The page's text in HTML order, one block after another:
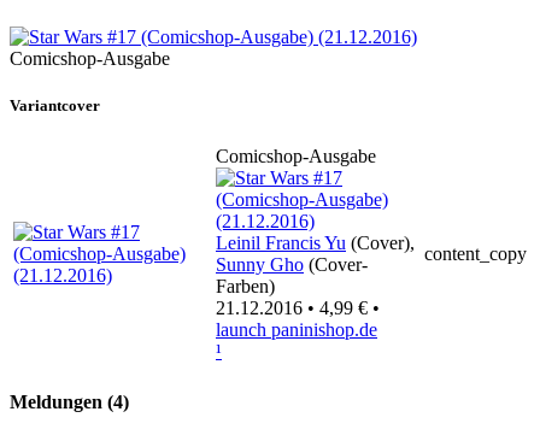
Comicshop-Ausgabe
Variantcover
Comicshop-Ausgabe
Leinil Francis Yu (Cover),
Sunny Gho (Cover-
Farben)
21.12.2016 • 4,99 € •
launch paninishop.de
¹
content_copy
Meldungen (4)